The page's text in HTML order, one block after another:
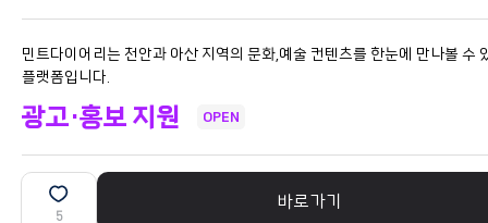
민트다이어리는 천안과 아산 지역의 문화,예술 컨텐츠를 한눈에 만나볼 수
플랫폼입니다.
광고·홍보 지원 OPEN
5
바로가기